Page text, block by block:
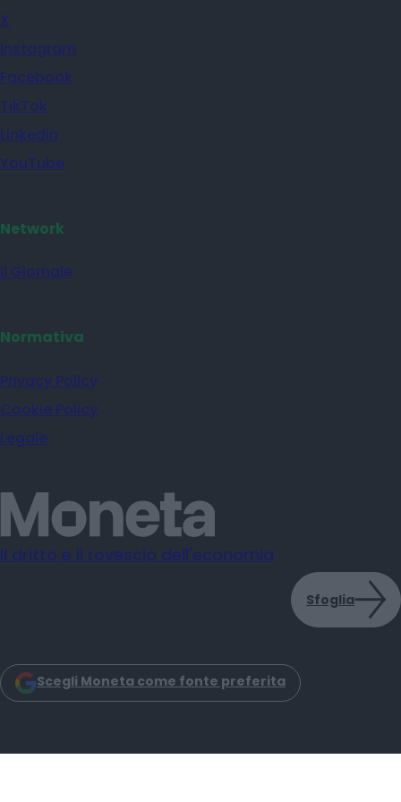
X
Instagram
Facebook
TikTok
Linkedin
YouTube
Network
il Giornale
Normativa
Privacy Policy
Cookie Policy
Legale
Il dritto e il rovescio dell'economia
Sfoglia
Scegli Moneta come fonte preferita